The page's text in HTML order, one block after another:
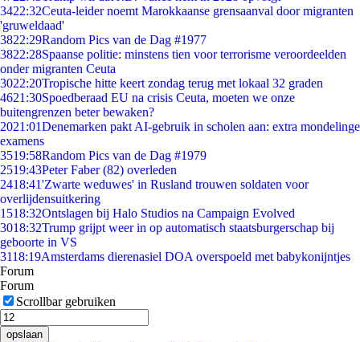
3422:32Ceuta-leider noemt Marokkaanse grensaanval door migranten
'gruweldaad'
3822:29Random Pics van de Dag #1977
3822:28Spaanse politie: minstens tien voor terrorisme veroordeelden
onder migranten Ceuta
3022:20Tropische hitte keert zondag terug met lokaal 32 graden
4621:30Spoedberaad EU na crisis Ceuta, moeten we onze
buitengrenzen beter bewaken?
2021:01Denemarken pakt AI-gebruik in scholen aan: extra mondelinge
examens
3519:58Random Pics van de Dag #1979
2519:43Peter Faber (82) overleden
2418:41'Zwarte weduwes' in Rusland trouwen soldaten voor
overlijdensuitkering
1518:32Ontslagen bij Halo Studios na Campaign Evolved
3018:32Trump grijpt weer in op automatisch staatsburgerschap bij
geboorte in VS
3118:19Amsterdams dierenasiel DOA overspoeld met babykonijntjes
Forum
Forum
Scrollbar gebruiken
opslaan